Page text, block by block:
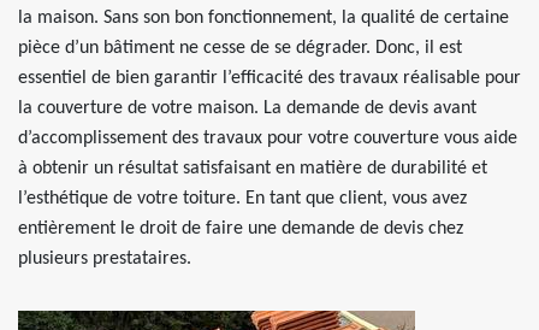
la maison. Sans son bon fonctionnement, la qualité de certaine
pièce d’un bâtiment ne cesse de se dégrader. Donc, il est
essentiel de bien garantir l’efficacité des travaux réalisable pour
la couverture de votre maison. La demande de devis avant
d’accomplissement des travaux pour votre couverture vous aide
à obtenir un résultat satisfaisant en matière de durabilité et
l’esthétique de votre toiture. En tant que client, vous avez
entièrement le droit de faire une demande de devis chez
plusieurs prestataires.